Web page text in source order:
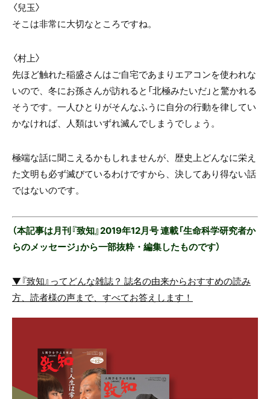
〈兒玉〉
そこは非常に大切なところですね。
〈村上〉
先ほど触れた稲盛さんはご自宅であまりエアコンを使われな
いので、冬にお孫さんが訪れると「北極みたいだ」と驚かれる
そうです。一人ひとりがそんなふうに自分の行動を律してい
かなければ、人類はいずれ滅んでしまうでしょう。
極端な話に聞こえるかもしれませんが、歴史上どんなに栄え
た文明も必ず滅びているわけですから、決してあり得ない話
ではないのです。
（本記事は月刊『致知』2019年12月号 連載「生命科学研究者か
らのメッセージ」から一部抜粋・編集したものです）
▼『致知』ってどんな雑誌？ 誌名の由来からおすすめの読み
方、読者様の声まで、すべてお答えします！